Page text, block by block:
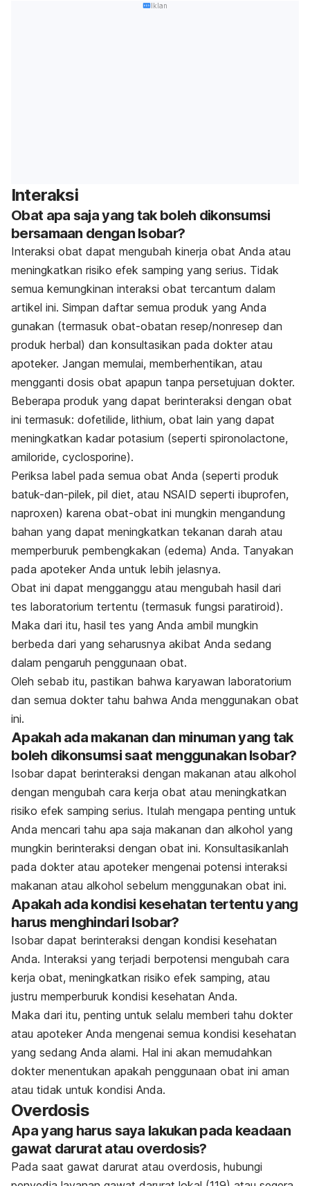
Iklan
Interaksi
Obat apa saja yang tak boleh dikonsumsi
bersamaan dengan Isobar?
Interaksi obat dapat mengubah kinerja obat Anda atau
meningkatkan risiko efek samping yang serius. Tidak
semua kemungkinan interaksi obat tercantum dalam
artikel ini. Simpan daftar semua produk yang Anda
gunakan (termasuk obat-obatan resep/nonresep dan
produk herbal) dan konsultasikan pada dokter atau
apoteker. Jangan memulai, memberhentikan, atau
mengganti dosis obat apapun tanpa persetujuan dokter.
Beberapa produk yang dapat berinteraksi dengan obat
ini termasuk: dofetilide, lithium, obat lain yang dapat
meningkatkan kadar potasium (seperti spironolactone,
amiloride, cyclosporine).
Periksa label pada semua obat Anda (seperti produk
batuk-dan-pilek, pil diet, atau NSAID seperti ibuprofen,
naproxen) karena obat-obat ini mungkin mengandung
bahan yang dapat meningkatkan tekanan darah atau
memperburuk pembengkakan (edema) Anda. Tanyakan
pada apoteker Anda untuk lebih jelasnya.
Obat ini dapat mengganggu atau mengubah hasil dari
tes laboratorium tertentu (termasuk fungsi paratiroid).
Maka dari itu, hasil tes yang Anda ambil mungkin
berbeda dari yang seharusnya akibat Anda sedang
dalam pengaruh penggunaan obat.
Oleh sebab itu, pastikan bahwa karyawan laboratorium
dan semua dokter tahu bahwa Anda menggunakan obat
ini.
Apakah ada makanan dan minuman yang tak
boleh dikonsumsi saat menggunakan Isobar?
Isobar dapat berinteraksi dengan makanan atau alkohol
dengan mengubah cara kerja obat atau meningkatkan
risiko efek samping serius. Itulah mengapa penting untuk
Anda mencari tahu apa saja makanan dan alkohol yang
mungkin berinteraksi dengan obat ini. Konsultasikanlah
pada dokter atau apoteker mengenai potensi interaksi
makanan atau alkohol sebelum menggunakan obat ini.
Apakah ada kondisi kesehatan tertentu yang
harus menghindari Isobar?
Isobar dapat berinteraksi dengan kondisi kesehatan
Anda. Interaksi yang terjadi berpotensi mengubah cara
kerja obat, meningkatkan risiko efek samping, atau
justru memperburuk kondisi kesehatan Anda.
Maka dari itu, penting untuk selalu memberi tahu dokter
atau apoteker Anda mengenai semua kondisi kesehatan
yang sedang Anda alami. Hal ini akan memudahkan
dokter menentukan apakah penggunaan obat ini aman
atau tidak untuk kondisi Anda.
Overdosis
Apa yang harus saya lakukan pada keadaan
gawat darurat atau overdosis?
Pada saat gawat darurat atau overdosis, hubungi